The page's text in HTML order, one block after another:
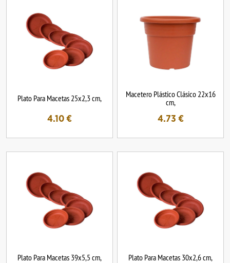
Plato Para Macetas 25x2,3 cm,
4.10€
Macetero Plástico Clásico 22x16
cm,
4.73 €
Plato Para Macetas 39x5,5 cm, Plato Para Macetas 30x2,6 cm,